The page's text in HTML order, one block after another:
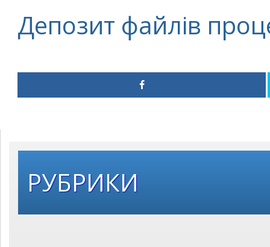
Депозит файлів
РУБРИКИ